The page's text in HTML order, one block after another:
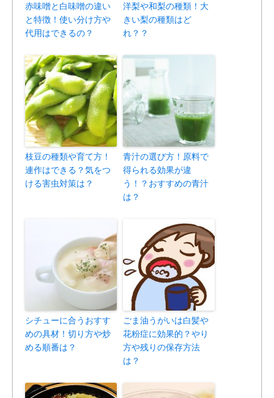
赤味噌と白味噌の違い
と特徴！使い分け方や
代用はできるの？
洋梨や和梨の種類！大
きい梨の種類はど
れ？？
枝豆の種類や育て方！
連作はできる？気をつ
ける害虫対策は？
青汁の選び方！原料で
得られる効果が違
う！？おすすめの青汁
は？
シチューに合うおすす
めの具材！切り方や炒
める順番は？
ごま油うがいは白髪や
花粉症に効果的？やり
方や残りの保存方法
は？